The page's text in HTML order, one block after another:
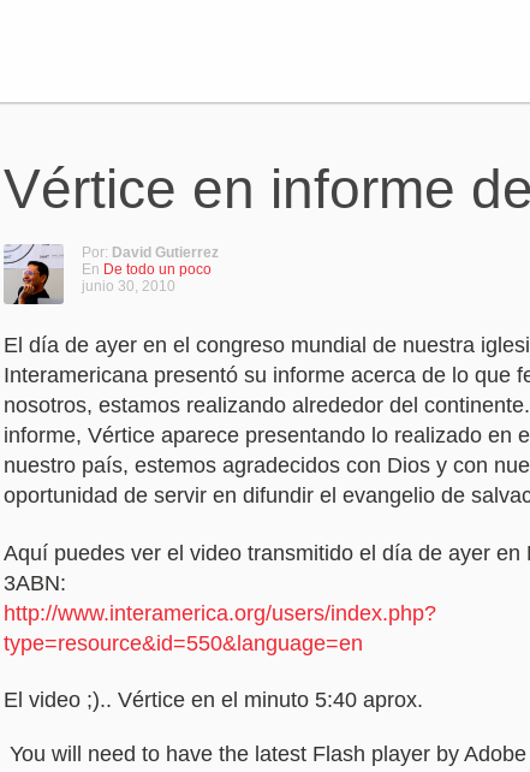
Vértice en informe
Por: David Gutierrez
En De todo un poco
junio 30, 2010
El dí­a de ayer en el congreso mundial de nuestra
Interamericana presentó su informe acerca de lo que
nosotros, estamos realizando alrededor del
informe, Vértice aparece presentando lo realizado en
nuestro paí­s, estemos agradecidos con Dios y con
oportunidad de servir en difundir el evangelio de
Aquí­ puedes ver el video transmitido el dí­a de ayer en
3ABN:
http://www.interamerica.org/users/index.php?
type=resource&id=550&language=en
El video ;).. Vértice en el minuto 5:40 aprox.
You will need to have the latest Flash player by